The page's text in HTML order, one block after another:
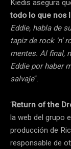
Kiedis asegura
todo lo que nos
Eddie, habla de
tapiz de rock ‘n’
mentes. Al final,
Eddie por haber
salvaje“.
‘Return of the
la web del grupo
producción de
responsable de